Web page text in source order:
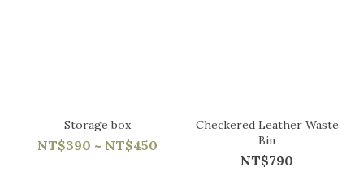
Storage box
NT$390 ~ NT$450
Checkered Leather Waste
Bin
NT$790